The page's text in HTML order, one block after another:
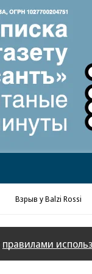
Взрыв у Balzi Rossi
правилами